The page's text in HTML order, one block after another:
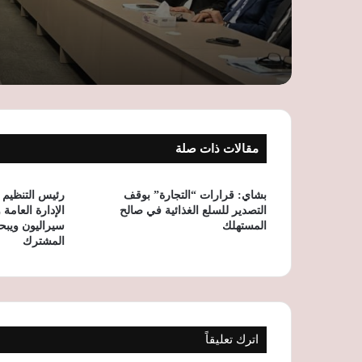
مقالات ذات صلة
بشاي: قرارات “التجارة” بوقف
التصدير للسلع الغذائية في صالح
المستهلك
رئيس التنظيم
الإدارة
سيراليون
المشترك
اترك تعليقاً